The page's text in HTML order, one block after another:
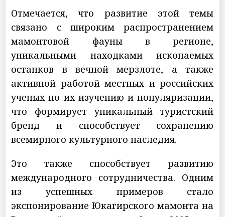
Отмечается, что развитие этой темы
связано с широким распространением
мамонтовой фауны в регионе,
уникальными находками ископаемых
останков в вечной мерзлоте, а также
активной работой местных и российских
ученых по их изучению и популяризации,
что формирует уникальный туристский
бренд и способствует сохранению
всемирного культурного наследия.
Это также способствует развитию
международного сотрудничества. Одним
из успешных примеров стало
экспонирование Юкагирского мамонта на